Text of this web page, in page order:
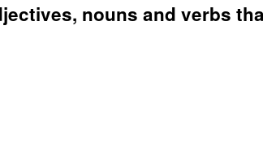
nouns and verbs